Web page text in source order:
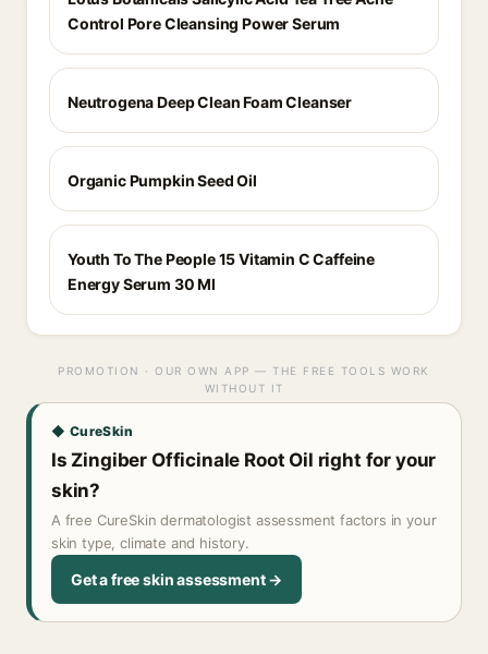
Control Pore Cleansing Power Serum
Neutrogena Deep Clean Foam Cleanser
Organic Pumpkin Seed Oil
Youth To The People 15 Vitamin C Caffeine
Energy Serum 30 Ml
PROMOTION · OUR OWN APP — THE FREE TOOLS WORK
WITHOUT IT
◆ CureSkin
Is Zingiber Officinale Root Oil right for your
skin?
A free CureSkin dermatologist assessment factors in your
skin type, climate and history.
Get a free skin assessment →